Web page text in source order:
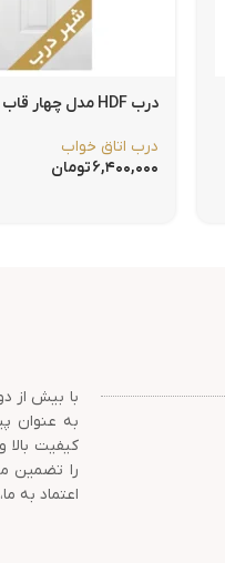
درب HDF مدل چهار قاب
درب اتاق خواب
۶,۴۰۰,۰۰۰تومان
با بیش از
به عنوان
کیفیت
را تضمین
اعتماد به